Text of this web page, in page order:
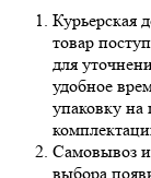
Курьерская
товар
для
удобное
упаковку на
Самовывоз
выбора